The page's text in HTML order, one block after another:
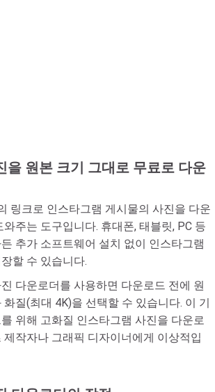
을 원본 크기 그대로 무료로 다운
링크로 인스타그램 게시물의 사진을 다운
주는 도구입니다. 휴대폰, 태블릿, PC 등
추가 소프트웨어 설치 없이 인스타그램
할 수 있습니다.
다운로더를 사용하면 다운로드 전에 원
질(최대 4K)을 선택할 수 있습니다. 이 기
위해 고화질 인스타그램 사진을 다운로
제작자나 그래픽 디자이너에게 이상적입